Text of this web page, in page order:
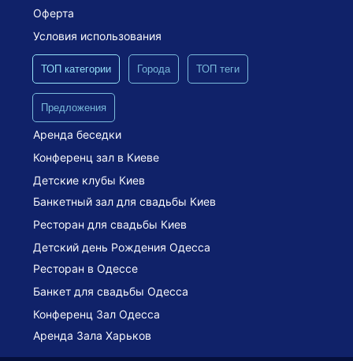
Оферта
Условия использования
ТОП категории Города ТОП теги
Предложения
Аренда беседки
Конференц зал в Киеве
Детские клубы Киев
Банкетный зал для свадьбы Киев
Ресторан для свадьбы Киев
Детский день Рождения Одесса
Ресторан в Одессе
Банкет для свадьбы Одесса
Конференц Зал Одесса
Аренда Зала Харьков